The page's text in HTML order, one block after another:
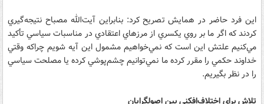
اين فرد حاضر در همايش تصريح كرد: بنابراين آيت‌الله مصباح نتيجه‌گيري
كردند كه اگر ما بر روي يكسري از مرزهاي اعتقادي در مناسبات سياسي تأكيد
مي‌كنيم علتش اين است كه نمي‌خواهيم مشمول اين آيه شويم چراكه وقتي
خداوند حكمي را مقرر كرده ما نمي‌توانيم چشم‌پوشي كرده يا مصلحت سياسي
را در نظر بگيريم.
تلاش براي اختلاف‌افكني بين اصولگرايان